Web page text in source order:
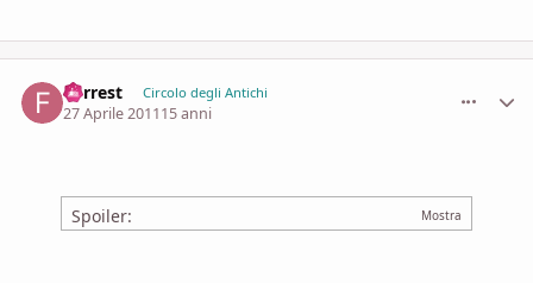
Forrest Circolo degli Antichi
27 Aprile 201115 anni
Spoiler: